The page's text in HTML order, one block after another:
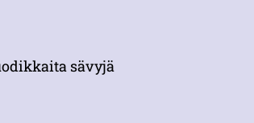
sävyjä